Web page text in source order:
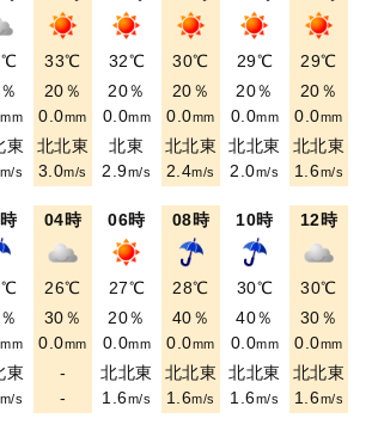
mm
東
m/s
33℃
20％
0.0mm
北北東
3.0m/s
32℃
20％
0.0mm
北東
2.9m/s
30℃
20％
0.0mm
北北東
2.4m/s
29℃
20％
0.0mm
北北東
2.0m/s
29℃
20％
0.0mm
北北東
1.6m/s
mm
東
m/s
04時
26℃
30％
0.0mm
-
-
06時
27℃
20％
0.0mm
北北東
1.6m/s
08時
28℃
40％
0.0mm
北北東
1.6m/s
10時
30℃
40％
0.0mm
北北東
1.6m/s
12時
30℃
30％
0.0mm
北北東
1.6m/s